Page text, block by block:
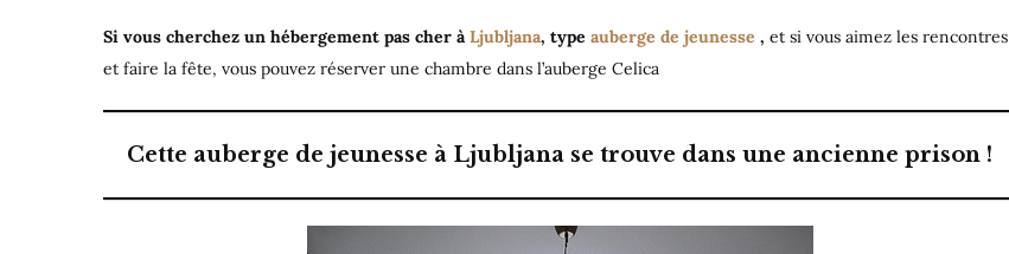
auberges
Ljubljana
Si vous cherchez un hébergement pas cher àLjubljana, type auberge de jeunesse , et si vous aimez les rencontres
et faire la fête, vous pouvez réserver une chambre dans l’auberge Celica
Cette auberge de jeunesse à Ljubljana se trouve dans une ancienne prison !